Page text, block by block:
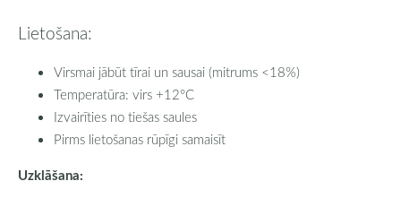
Lietošana:
Virsmai jābūt tīrai un sausai (mitrums <18%)
Temperatūra: virs +12°C
Izvairīties no tiešas saules
Pirms lietošanas rūpīgi samaisīt
Uzklāšana: